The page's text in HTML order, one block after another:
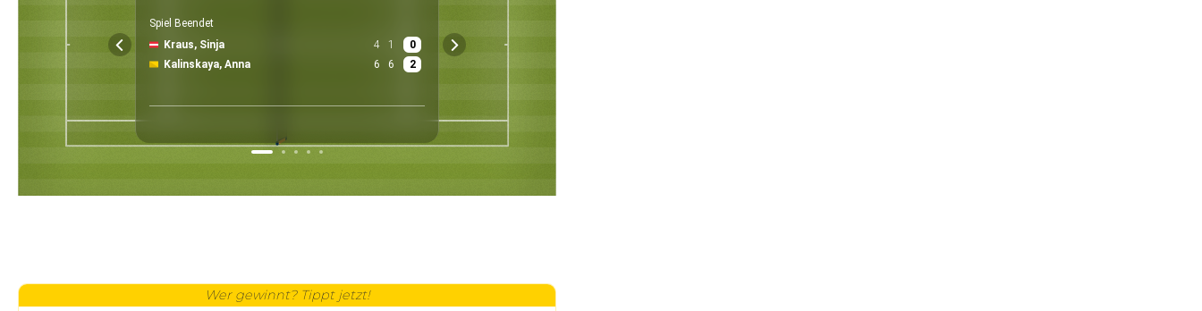
Spiel Beendet
Kraus, Sinja
4 1
0
Kalinskaya, Anna
6 6 2
Wer gewinnt? Tippt jetzt!